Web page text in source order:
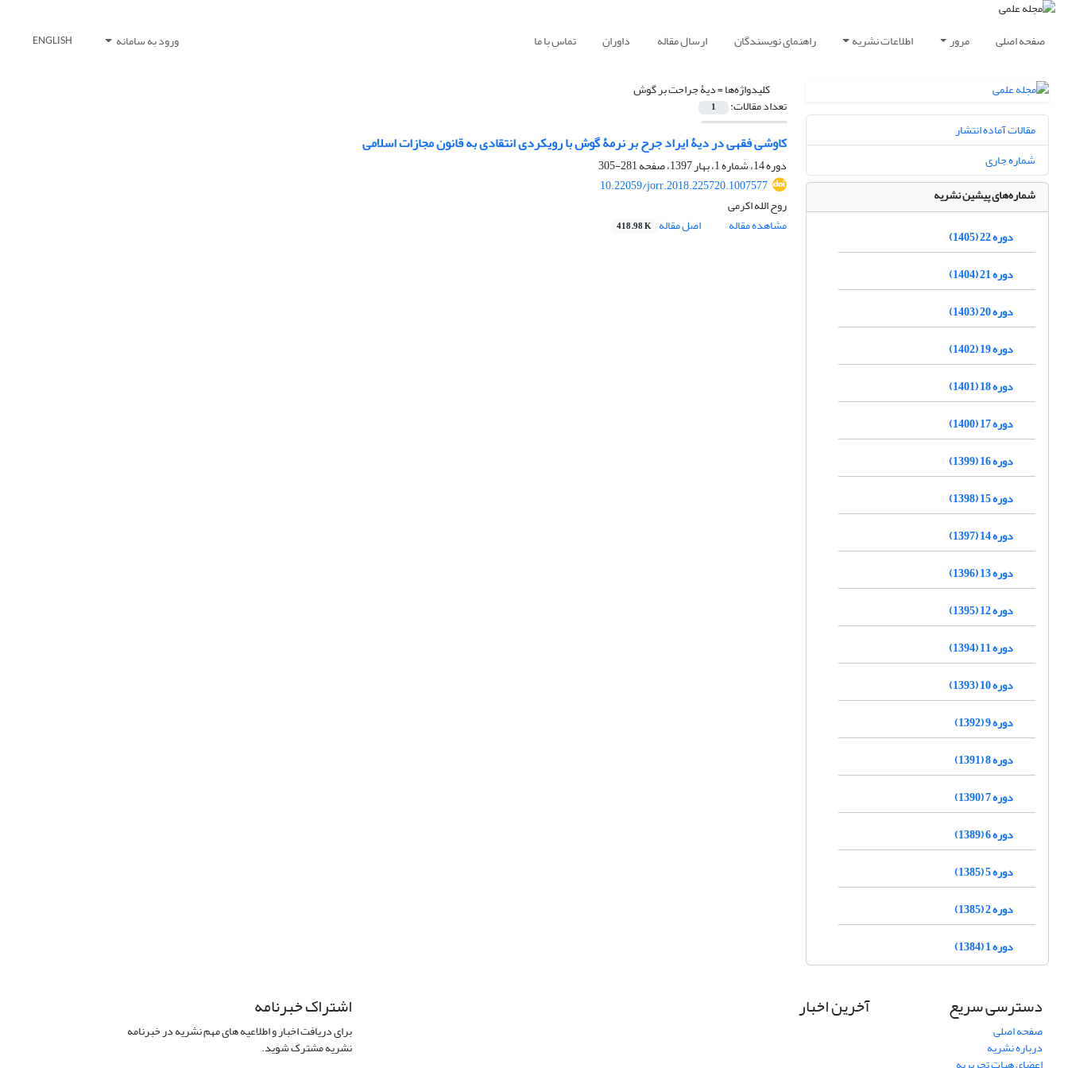
صفحه اصلی مرور اطلاعات نشریه راهنمای نویسندگان ارسال مقاله داوران تماس با ما ورود به سامانه ENGLISH
کلیدواژه‌ها =دیۀ جراحت بر گوش
تعداد مقالات: 1
کاوشی فقهی در دیۀ ایراد جرح بر نرمۀ گوش با رویکردی انتقادی به قانون مجازات اسلامی
دوره 14، شماره 1، بهار 1397، صفحه
281-305
10.22059/jorr.2018.225720.1007577
روح الله اکرمی
مشاهده مقاله
اصل مقاله 418.98 K
مقالات آماده انتشار
شماره جاری
شماره‌های پیشین نشریه
دوره 22 (1405)
دوره 21 (1404)
دوره 20 (1403)
دوره 19 (1402)
دوره 18 (1401)
دوره 17 (1400)
دوره 16 (1399)
دوره 15 (1398)
دوره 14 (1397)
دوره 13 (1396)
دوره 12 (1395)
دوره 11 (1394)
دوره 10 (1393)
دوره 9 (1392)
دوره 8 (1391)
دوره 7 (1390)
دوره 6 (1389)
دوره 5 (1385)
دوره 2 (1385)
دوره 1 (1384)
دسترسی سریع
صفحه اصلی
درباره نشریه
آخرین اخبار اشتراک خبرنامه
برای دریافت اخبار و اطلاعیه های مهم نشریه در خبرنامه
نشریه مشترک شوید.